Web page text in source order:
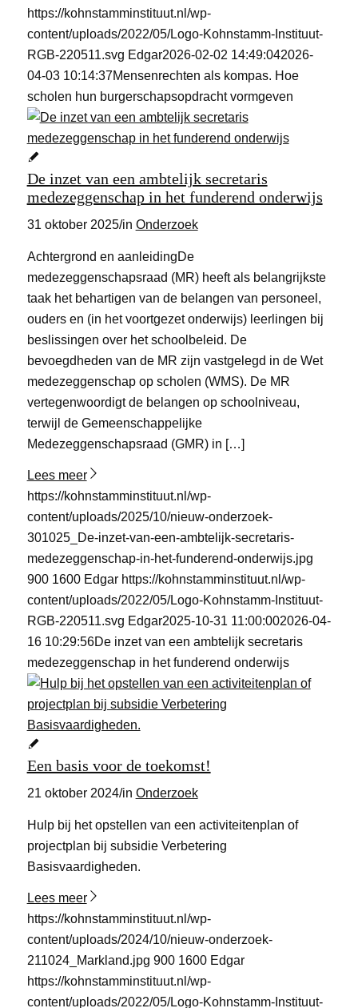
https://kohnstamminstituut.nl/wp-
content/uploads/2022/05/Logo-Kohnstamm-Instituut-
RGB-220511.svg Edgar2026-02-02 14:49:042026-
04-03 10:14:37Mensenrechten als kompas. Hoe
scholen hun burgerschapsopdracht vormgeven
De inzet van een ambtelijk secretaris
medezeggenschap in het funderend onderwijs
31 oktober 2025/in Onderzoek
Achtergrond en aanleidingDe
medezeggenschapsraad (MR) heeft als belangrijkste
taak het behartigen van de belangen van personeel,
ouders en (in het voortgezet onderwijs) leerlingen bij
beslissingen over het schoolbeleid. De
bevoegdheden van de MR zijn vastgelegd in de Wet
medezeggenschap op scholen (WMS). De MR
vertegenwoordigt de belangen op schoolniveau,
terwijl de Gemeenschappelijke
Medezeggenschapsraad (GMR) in […]
Lees meer
https://kohnstamminstituut.nl/wp-
content/uploads/2025/10/nieuw-onderzoek-
301025_De-inzet-van-een-ambtelijk-secretaris-
medezeggenschap-in-het-funderend-onderwijs.jpg
900 1600 Edgar https://kohnstamminstituut.nl/wp-
content/uploads/2022/05/Logo-Kohnstamm-Instituut-
RGB-220511.svg Edgar2025-10-31 11:00:002026-04-
16 10:29:56De inzet van een ambtelijk secretaris
medezeggenschap in het funderend onderwijs
Een basis voor de toekomst!
21 oktober 2024/in Onderzoek
Hulp bij het opstellen van een activiteitenplan of
projectplan bij subsidie Verbetering
Basisvaardigheden.
Lees meer
https://kohnstamminstituut.nl/wp-
content/uploads/2024/10/nieuw-onderzoek-
211024_Markland.jpg 900 1600 Edgar
https://kohnstamminstituut.nl/wp-
content/uploads/2022/05/Logo-Kohnstamm-Instituut-